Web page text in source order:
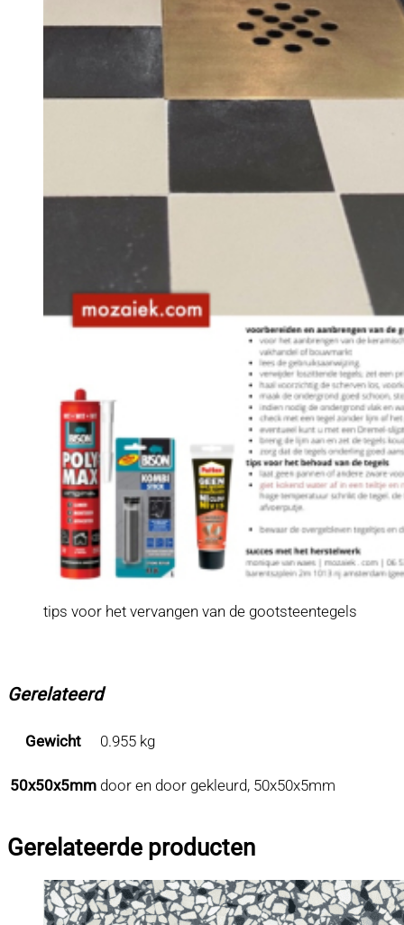
tips voor het vervangen van de gootsteentegels
Gerelateerd
Gewicht 0.955 kg
50x50x5mm door en door gekleurd, 50x50x5mm
Gerelateerde producten